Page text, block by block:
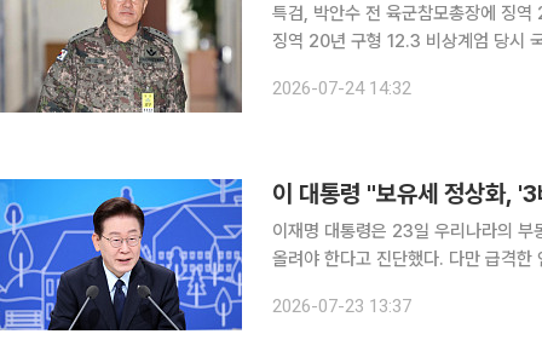
특검, 박안수 전 육군참모총장에 징역
징역 20년 구형 12.3 비상계엄 당시 국회와 중앙선거관리위원회 등에 병력을 투입하고 정치인 체포
다. 24일 조은석 내란특별검사팀은
2026-07-24 14:32
이재명 대통령은 23일 우리나라의 부
올려야 한다고 진단했다. 다만 급격
의도 KBS별관에서 열린 '부동산 정책
2026-07-23 13:37